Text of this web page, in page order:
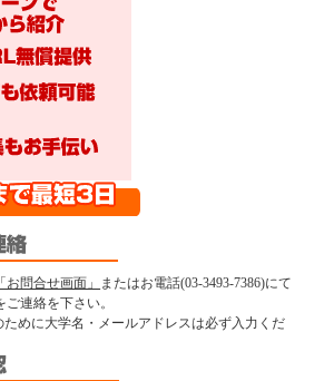
問合せ画面」
またはお電話(03-3493-7386)にて
連絡を下さい。
めに大学名・メールアドレスは必ず入力くだ